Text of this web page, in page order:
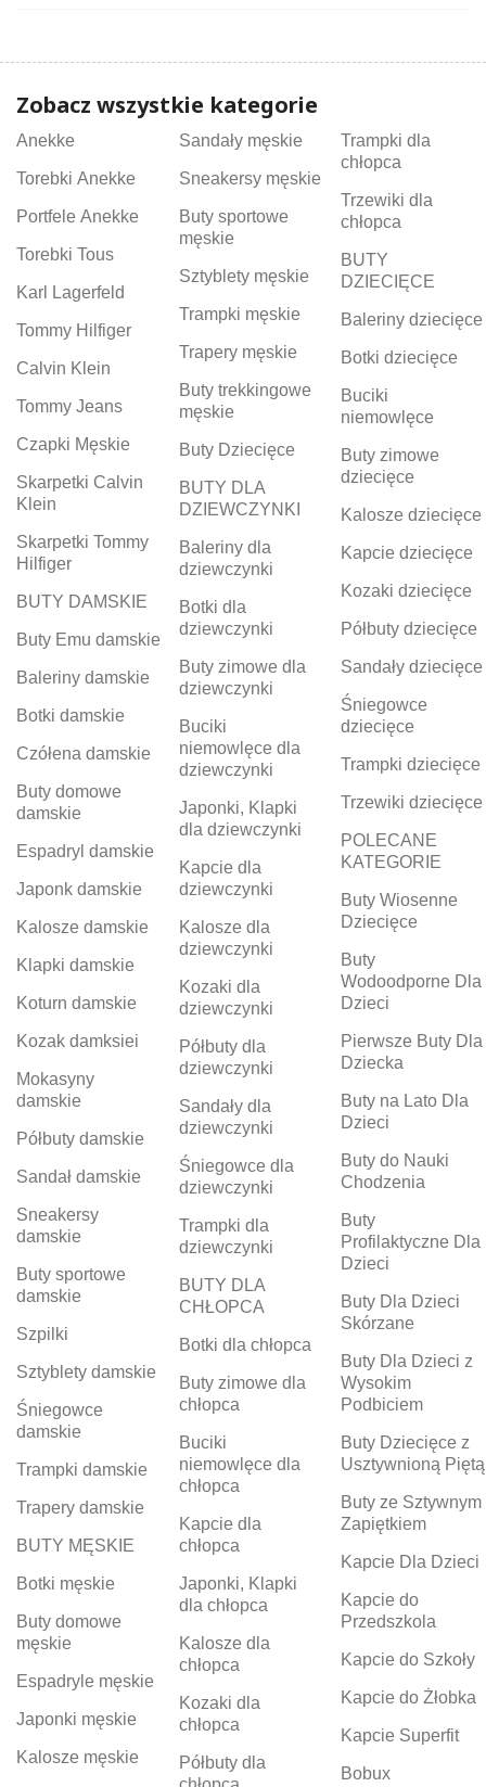
Zobacz wszystkie kategorie
Anekke
Torebki Anekke
Portfele Anekke
Torebki Tous
Karl Lagerfeld
Tommy Hilfiger
Calvin Klein
Tommy Jeans
Czapki Męskie
Skarpetki Calvin
Klein
Skarpetki Tommy
Hilfiger
BUTY DAMSKIE
Buty Emu damskie
Baleriny damskie
Botki damskie
Czółena damskie
Buty domowe
damskie
Espadryl damskie
Japonk damskie
Kalosze damskie
Klapki damskie
Koturn damskie
Kozak damksiei
Mokasyny
damskie
Półbuty damskie
Sandał damskie
Sneakersy
damskie
Buty sportowe
damskie
Szpilki
Sztyblety damskie
Śniegowce
damskie
Trampki damskie
Trapery damskie
BUTY MĘSKIE
Botki męskie
Buty domowe
męskie
Espadryle męskie
Japonki męskie
Kalosze męskie
Sandały męskie
Sneakersy męskie
Buty sportowe
męskie
Sztyblety męskie
Trampki męskie
Trapery męskie
Buty trekkingowe
męskie
Buty Dziecięce
BUTY DLA
DZIEWCZYNKI
Baleriny dla
dziewczynki
Botki dla
dziewczynki
Buty zimowe dla
dziewczynki
Buciki
niemowlęce dla
dziewczynki
Japonki, Klapki
dla dziewczynki
Kapcie dla
dziewczynki
Kalosze dla
dziewczynki
Kozaki dla
dziewczynki
Półbuty dla
dziewczynki
Sandały dla
dziewczynki
Śniegowce dla
dziewczynki
Trampki dla
dziewczynki
BUTY DLA
CHŁOPCA
Botki dla chłopca
Buty zimowe dla
chłopca
Buciki
niemowlęce dla
chłopca
Kapcie dla
chłopca
Japonki, Klapki
dla chłopca
Kalosze dla
chłopca
Kozaki dla
chłopca
Półbuty dla
Trampki dla
chłopca
Trzewiki dla
chłopca
BUTY
DZIECIĘCE
Baleriny dziecięce
Botki dziecięce
Buciki
niemowlęce
Buty zimowe
dziecięce
Kalosze dziecięce
Kapcie dziecięce
Kozaki dziecięce
Półbuty dziecięce
Sandały dziecięce
Śniegowce
dziecięce
Trampki dziecięce
Trzewiki dziecięce
POLECANE
KATEGORIE
Buty Wiosenne
Dziecięce
Buty
Wodoodporne Dla
Dzieci
Pierwsze Buty Dla
Dziecka
Buty na Lato Dla
Dzieci
Buty do Nauki
Chodzenia
Buty
Profilaktyczne Dla
Dzieci
Buty Dla Dzieci
Skórzane
Buty Dla Dzieci z
Wysokim
Podbiciem
Buty Dziecięce z
Usztywnioną Piętą
Buty ze Sztywnym
Zapiętkiem
Kapcie Dla Dzieci
Kapcie do
Przedszkola
Kapcie do Szkoły
Kapcie do Żłobka
Kapcie Superfit
Bobux